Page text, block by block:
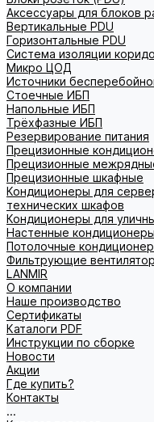
Аксессуары для блоков
Вертикальные PDU
Горизонтальные PDU
Система изоляции
Микро ЦОД
Источники
Стоечные ИБП
Напольные ИБП
Трёхфазные ИБП
Резервирование питания
Прецизионные
Прецизионные
Прецизионные шкафные
Кондиционеры для
технических шкафов
Кондиционеры для
Настенные кондиционеры
Потолочные
Фильтрующие
LANMIR
О компании
Наше производство
Сертификаты
Каталоги PDF
Инструкции по сборке
Новости
Акции
Где купить?
Контакты
...